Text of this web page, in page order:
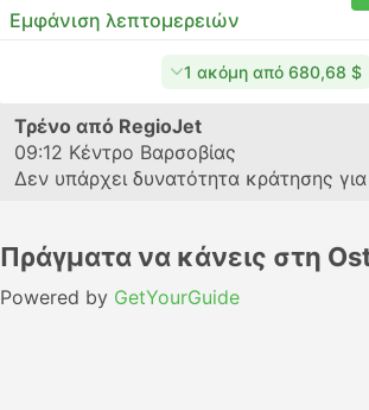
Εμφάνιση λεπτομερειών
1 ακόμη από 680,68 $
Τρένο από RegioJet
09:12 Κέντρο Βαρσοβίας
Δεν υπάρχει δυνατότητα κράτησης για
Πράγματα να κάνεις στη
Powered by GetYourGuide